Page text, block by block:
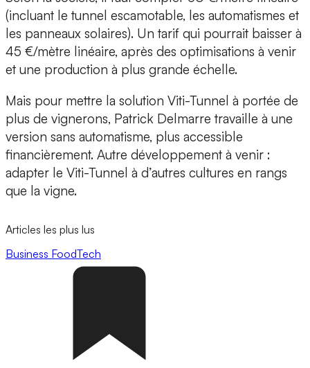
(incluant le tunnel escamotable, les automatismes et
les panneaux solaires). Un tarif qui pourrait baisser à
45 €/mètre linéaire, après des optimisations à venir
et une production à plus grande échelle.
Mais pour mettre la solution Viti-Tunnel à portée de
plus de vignerons, Patrick Delmarre travaille à une
version sans automatisme, plus accessible
financièrement. Autre développement à venir :
adapter le Viti-Tunnel à d’autres cultures en rangs
que la vigne.
Articles les plus lus
Business FoodTech